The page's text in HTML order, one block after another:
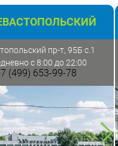
пр-т, 95Б с.1
с 8:00 до 22:00
(499) 653-99-78